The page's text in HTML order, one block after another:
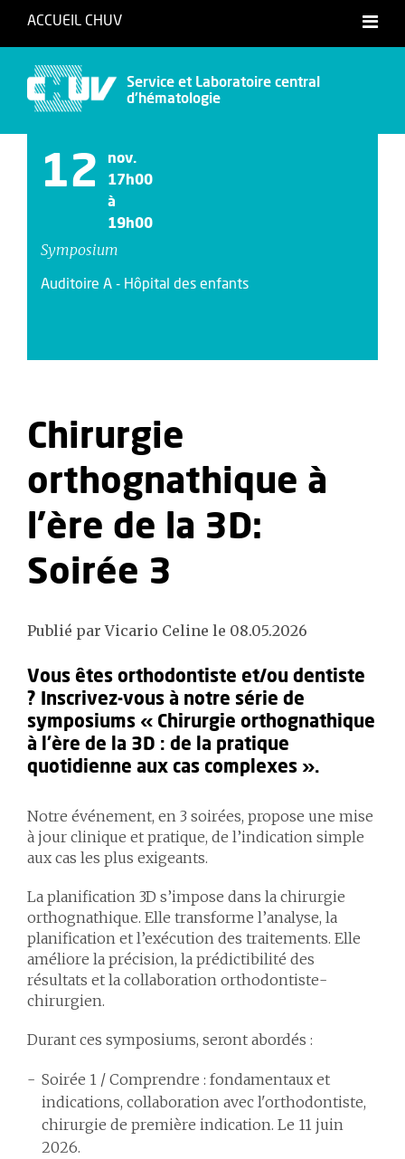
ACCUEIL CHUV
Service et Laboratoire central
d'hématologie
12
nov.
17h00
à
19h00
Symposium
Auditoire A - Hôpital des enfants
Chirurgie
orthognathique à
l’ère de la 3D:
Soirée 3
Publié par Vicario Celine le 08.05.2026
Vous êtes orthodontiste et/ou dentiste
? Inscrivez-vous à notre série de
symposiums « Chirurgie orthognathique
à l’ère de la 3D : de la pratique
quotidienne aux cas complexes ».
Notre événement, en 3 soirées, propose une mise
à jour clinique et pratique, de l’indication simple
aux cas les plus exigeants.
La planification 3D s’impose dans la chirurgie
orthognathique. Elle transforme l’analyse, la
planification et l’exécution des traitements. Elle
améliore la précision, la prédictibilité des
résultats et la collaboration orthodontiste-
chirurgien.
Durant ces symposiums, seront abordés :
Soirée 1 / Comprendre : fondamentaux et
indications, collaboration avec l'orthodontiste,
chirurgie de première indication. Le 11 juin
2026.